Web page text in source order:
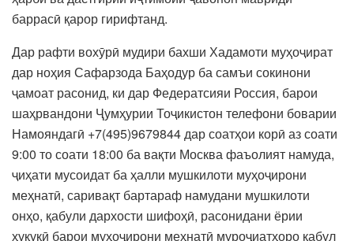
баррасӣ қарор гирифтанд.
Дар рафти вохӯрӣ мудири бахши Хадамоти муҳоҷират
дар ноҳия Сафарзода Баҳодур ба самъи сокинони
ҷамоат расонид, ки дар Федератсияи Россия, барои
шаҳрвандони Ҷумҳурии Тоҷикистон телефони боварии
Намояндагӣ +7(495)9679844 дар соатҳои корӣ аз соати
9:00 то соати 18:00 ба вақти Москва фаъолият намуда,
ҷиҳати мусоидат ба ҳалли мушкилоти муҳоҷирони
меҳнатӣ, саривақт бартараф намудани мушкилоти
онҳо, қабули дархости шифоҳӣ, расонидани ёрии
ҳуқуқӣ барои муҳоҷирони меҳнатӣ муроҷиатҳоро қабул